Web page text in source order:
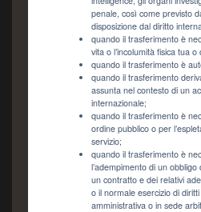
penale, così come previsto
disposizione dal diritto
quando il trasferimento è
vita o l’incolumità fisica tua
quando il trasferimento è
quando il trasferimento
assunta nel contesto di un
internazionale;
quando il trasferimento è
ordine pubblico o per
servizio;
quando il trasferimento è
l’adempimento di un obbligo
un contratto e dei relativi
o il normale esercizio di
amministrativa o in sede